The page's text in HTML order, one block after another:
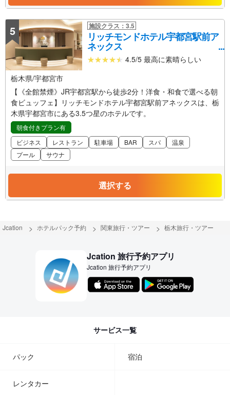
5 施設クラス：3.5
リッチモンドホテル宇都宮駅前ア
ネックス
4.5/5 最高に素晴らしい
栃木県/宇都宮市
【《全館禁煙》JR宇都宮駅から徒歩2分！洋食・和食で選べる朝
食ビュッフェ】リッチモンドホテル宇都宮駅前アネックスは、栃
木県宇都宮市にある3.5つ星のホテルです。
朝食付きプラン有
ビジネス
レストラン 駐車場 BAR スパ
温泉
プール
サウナ
選択する
Jcation ホテルパック予約 関東旅行・ツアー 栃木旅行・ツアー
Jcation 旅行予約アプリ
Jcation 旅行予約アプリ
サービス一覧
パック 宿泊
レンタカー